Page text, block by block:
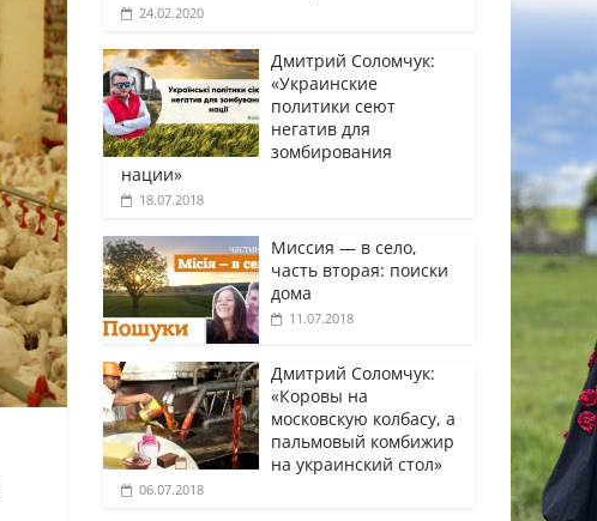
24.02.2020
Дмитрий Соломчук:
«Украинские
политики сеют
негатив для
зомбирования
нации»
18.07.2018
Миссия — в село,
часть вторая: поиски
дома
11.07.2018
Дмитрий Соломчук:
«Коровы на
московскую колбасу, а
пальмовый комбижир
на украинский стол»
06.07.2018